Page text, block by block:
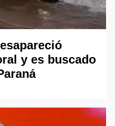
y es buscado